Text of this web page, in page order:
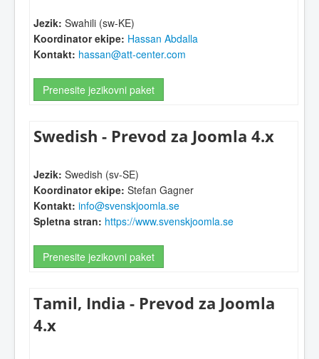
Jezik: Swahili (sw-KE)
Koordinator ekipe: Hassan Abdalla
Kontakt: hassan@att-center.com
Prenesite jezikovni paket
Swedish - Prevod za Joomla 4.x
Jezik: Swedish (sv-SE)
Koordinator ekipe: Stefan Gagner
Kontakt: info@svenskjoomla.se
Spletna stran: https://www.svenskjoomla.se
Prenesite jezikovni paket
Tamil, India - Prevod za Joomla
4.x